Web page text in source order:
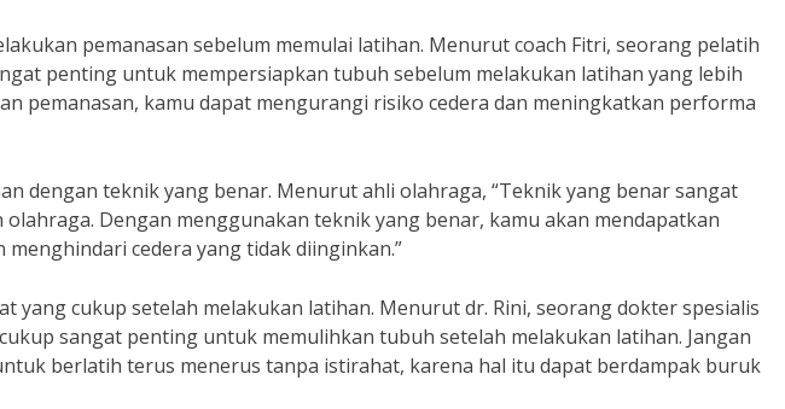
pemanasan sebelum memulai latihan. Menurut coach Fitri, seorang pelatih
penting untuk mempersiapkan tubuh sebelum melakukan latihan yang lebih
pemanasan, kamu dapat mengurangi risiko cedera dan meningkatkan performa
dengan teknik yang benar. Menurut ahli olahraga, “Teknik yang benar sangat
Dengan menggunakan teknik yang benar, kamu akan mendapatkan
cedera yang tidak diinginkan.”
yang cukup setelah melakukan latihan. Menurut dr. Rini, seorang dokter spesialis
sangat penting untuk memulihkan tubuh setelah melakukan latihan. Jangan
berlatih terus menerus tanpa istirahat, karena hal itu dapat berdampak buruk